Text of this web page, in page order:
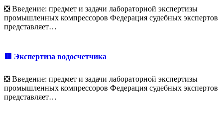
❎ Введение: предмет и задачи лабораторной экспертизы
промышленных компрессоров Федерация судебных экспертов
представляет…
🟥 Экспертиза водосчетчика
❎ Введение: предмет и задачи лабораторной экспертизы
промышленных компрессоров Федерация судебных экспертов
представляет…